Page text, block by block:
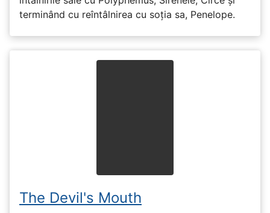
terminând cu reîntâlnirea cu soția sa, Penelope.
The Devil's Mouth